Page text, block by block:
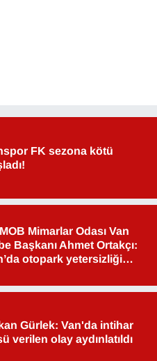
FK sezona kötü
Mimarlar Odası Van
Başkanı Ahmet Ortakçı:
otopark yetersizliği
Gürlek: Van'da intihar
verilen olay aydınlatıldı